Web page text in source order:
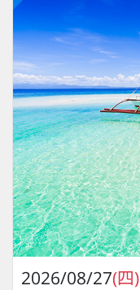
2026/08/27(四)